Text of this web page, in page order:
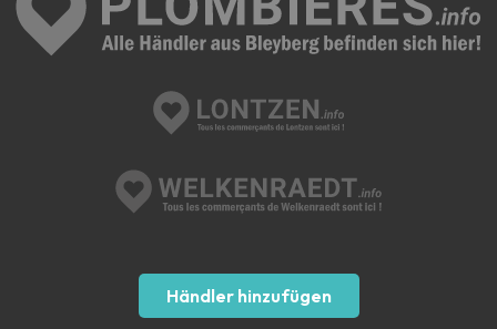
Händler hinzufügen